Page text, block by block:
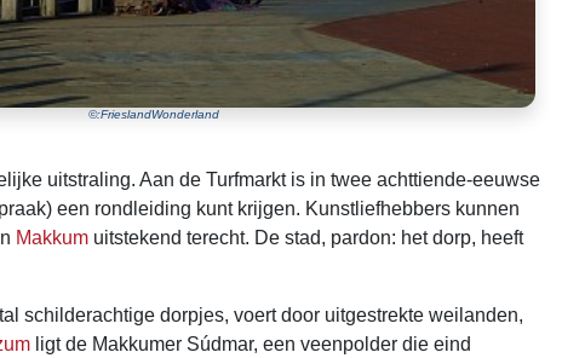
©:FrieslandWonderland
uitstraling. Aan de Turfmarkt is in twee achttiende-eeuwse
een rondleiding kunt krijgen. Kunstliefhebbers kunnen
Makkum uitstekend terecht. De stad, pardon: het dorp, heeft
schilderachtige dorpjes, voert door uitgestrekte weilanden,
ligt de Makkumer Súdmar, een veenpolder die eind